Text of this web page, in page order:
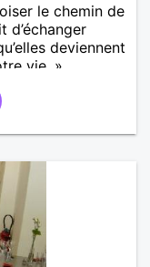
le chemin de
d’échanger
deviennent
vie. »